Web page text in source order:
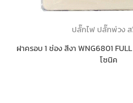
ปลั๊กไฟ ปลั๊กพ่วง
ฝาครอบ 1 ช่อง สีงา WNG6801
โซนิค